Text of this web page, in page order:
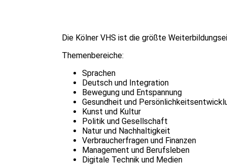
Die Kölner VHS ist die größte
Themenbereiche:
Sprachen
Deutsch und Integration
Bewegung und Entspannung
Gesundheit und
Kunst und Kultur
Politik und Gesellschaft
Natur und Nachhaltigkeit
Verbraucherfragen und Finanzen
Management und Berufsleben
Digitale Technik und Medien